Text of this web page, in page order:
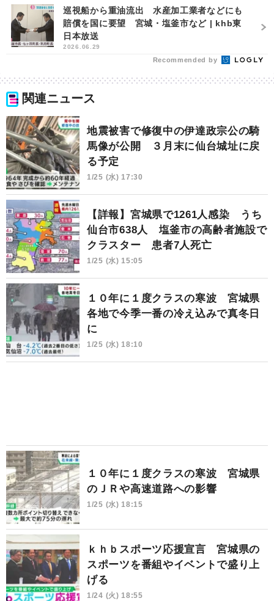
巡視船から重油流出 水産加工業者などにも
賠償を国に要望 宮城・塩釜市など | khb東
日本放送
2026.06.29
Recommended by
関連ニュース
地震被害で修復中の伊達政宗公の騎
馬像が公開 ３月末に仙台城址に戻
る予定
1/25 (水) 17:30
【詳報】宮城県で1261人感染 うち
仙台市638人 塩釜市の高齢者施設で
クラスター 患者7人死亡
1/25 (水) 15:05
１０年に１度クラスの寒波 宮城県
各地で今季一番の冷え込みで真冬日
に
1/25 (水) 18:10
１０年に１度クラスの寒波 宮城県
のＪＲや高速道路への影響
1/25 (水) 18:15
ｋｈｂスポーツ応援宣言 宮城県の
スポーツを番組やイベントで盛り上
げる
1/24 (火) 18:55